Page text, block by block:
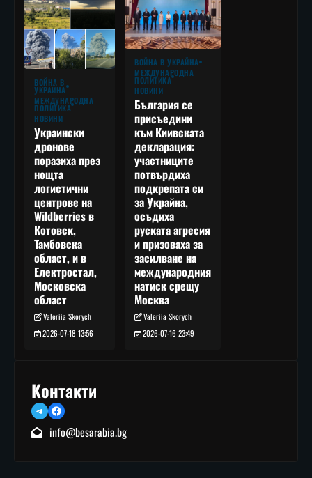
ВОЙНА В
УКРАЙНА
МЕЖДУНАРОДНА
ПОЛИТИКА
НОВИНИ
Украински
дронове
поразиха през
нощта
логистични
центрове на
Wildberries в
Котовск,
Тамбовска
област, и в
Електростал,
Московска
област
Valeriia Skorych
2026-07-18 13:56
ВОЙНА В УКРАЙНА
МЕЖДУНАРОДНА
ПОЛИТИКА
НОВИНИ
България се
присъедини
към Киивската
декларация:
участниците
потвърдиха
подкрепата си
за Украйна,
осъдиха
руската агресия
и призоваха за
засилване на
международния
натиск срещу
Москва
Valeriia Skorych
2026-07-16 23:49
Контакти
TelegramFacebook
info@besarabia.bg